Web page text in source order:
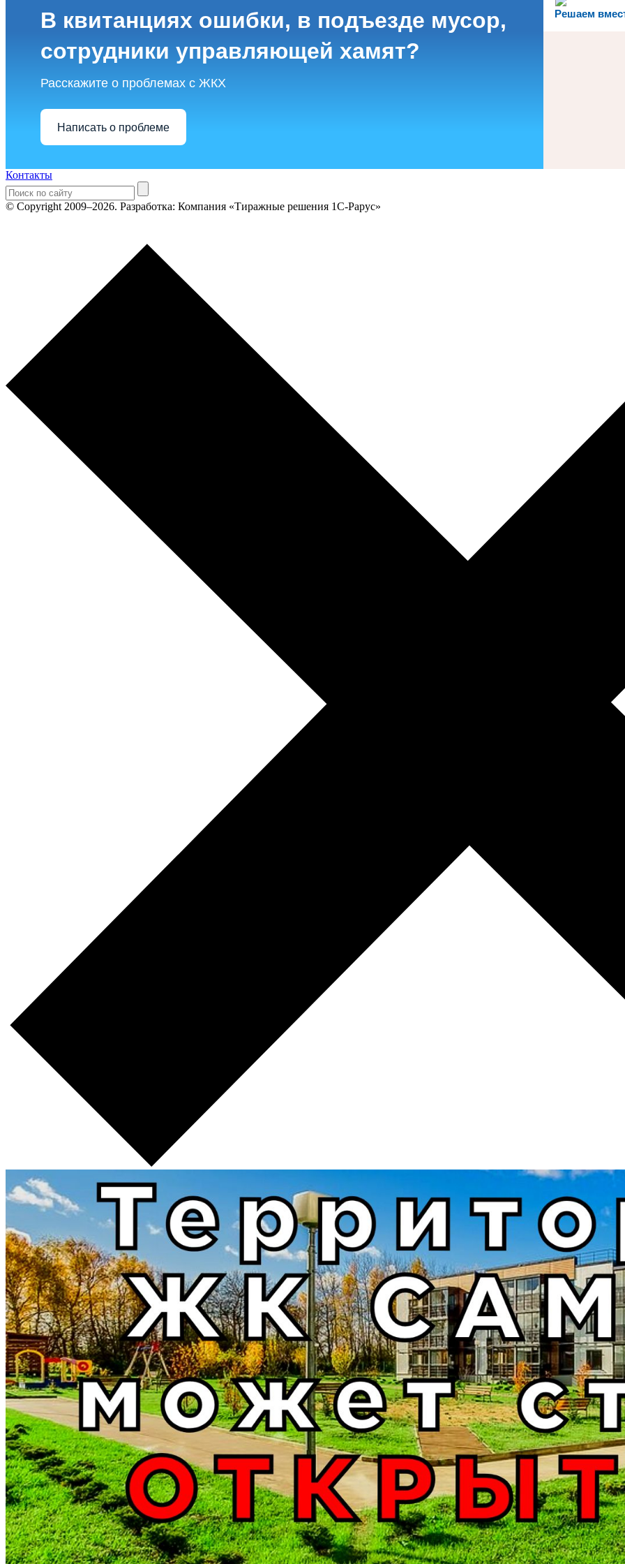
Решаем
В квитанциях ошибки, в подъезде мусор,
сотрудники управляющей хамят?
Расскажите о проблемах с ЖКХ
Написать о проблеме
Контакты
© Copyright 2009–2026. Разработка: Компания «Тиражные решения 1С-Рарус»